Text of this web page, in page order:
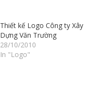
Thiết kế Logo Công ty Xây
Dựng Văn Trường
28/10/2010
In "Logo"